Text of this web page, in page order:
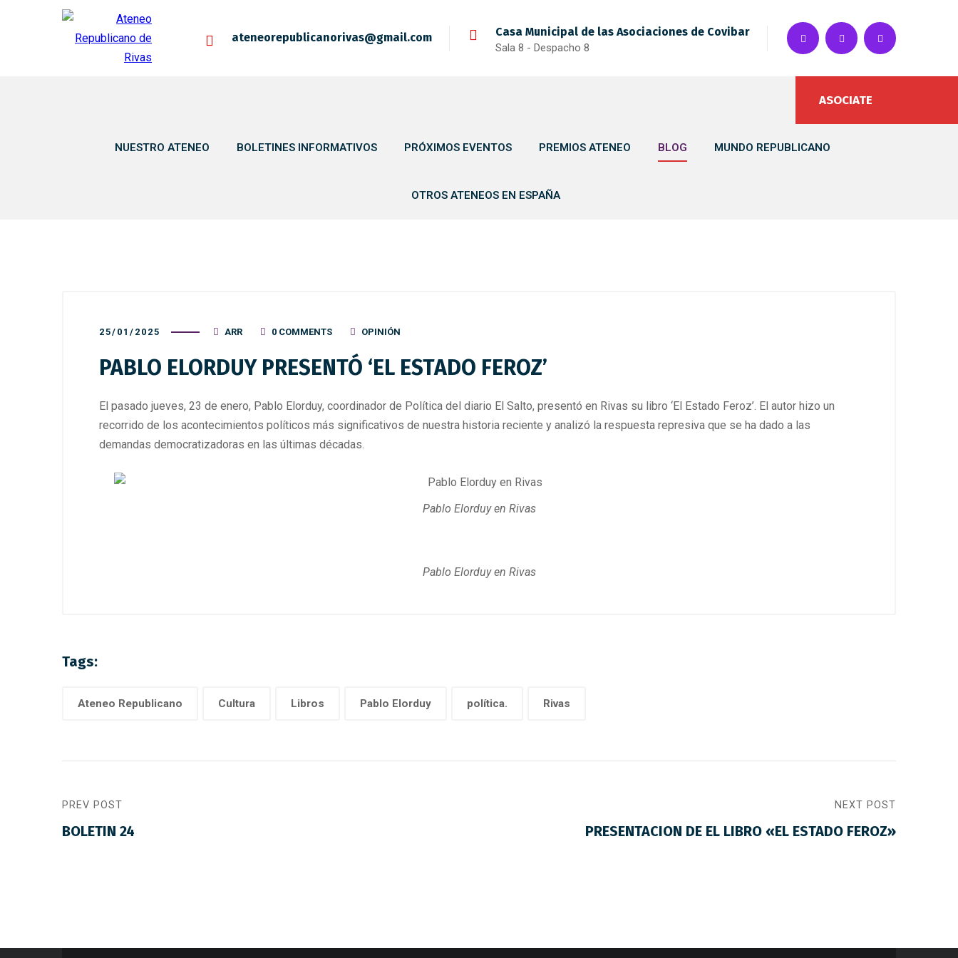
ateneorepublicanorivas@gmail.com Casa Municipal de las Asociaciones de Covibar
Sala 8 - Despacho 8
ASOCIATE
NUESTRO ATENEO BOLETINES INFORMATIVOS PRÓXIMOS EVENTOS PREMIOS ATENEO BLOG MUNDO REPUBLICANO
OTROS ATENEOS EN ESPAÑA
25/01/2025 ARR 0 COMMENTS OPINIÓN
PABLO ELORDUY PRESENTÓ ‘EL ESTADO FEROZ’
El pasado jueves, 23 de enero, Pablo Elorduy, coordinador de Política del diario El Salto, presentó en Rivas su libro ‘El Estado Feroz’. El autor hizo un
recorrido de los acontecimientos políticos más significativos de nuestra historia reciente y analizó la respuesta represiva que se ha dado a las
demandas democratizadoras en las últimas décadas.
Pablo Elorduy en Rivas
Pablo Elorduy en Rivas
Tags:
Ateneo Republicano Cultura Libros Pablo Elorduy política. Rivas
PREV POST
BOLETIN 24
NEXT POST
PRESENTACION DE EL LIBRO «EL ESTADO FEROZ»